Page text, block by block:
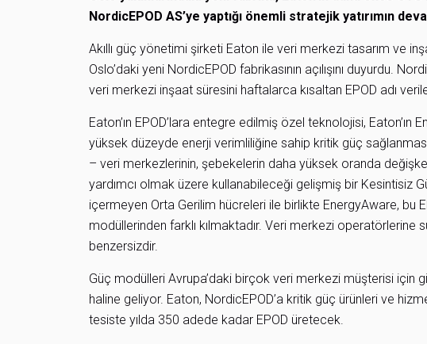
NordicEPOD AS’ye yaptığı önemli stratejik yatırımın
Akıllı güç yönetimi şirketi Eaton ile veri merkezi tasarım ve
Oslo’daki yeni NordicEPOD fabrikasının açılışını duyurdu.
veri merkezi inşaat süresini haftalarca kısaltan EPOD adı
Eaton’ın EPOD’lara entegre edilmiş özel teknolojisi, Eaton’ın
yüksek düzeyde enerji verimliliğine sahip kritik güç
– veri merkezlerinin, şebekelerin daha yüksek oranda
yardımcı olmak üzere kullanabileceği gelişmiş bir Kesintisiz
içermeyen Orta Gerilim hücreleri ile birlikte EnergyAware, bu
modüllerinden farklı kılmaktadır. Veri merkezi operatörlerine
benzersizdir.
Güç modülleri Avrupa’daki birçok veri merkezi müşterisi için
haline geliyor. Eaton, NordicEPOD’a kritik güç ürünleri ve
tesiste yılda 350 adede kadar EPOD üretecek.